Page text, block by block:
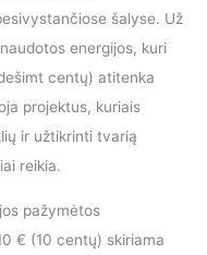
šalyse. Už
energijos, kuri
centų) atitenka
projektus, kuriais
ir užtikrinti tvarią
reikia.
pažymėtos
€ (10 centų) skiriama